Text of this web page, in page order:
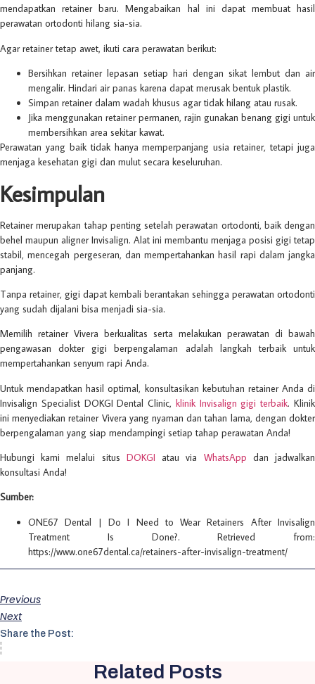
mendapatkan retainer baru. Mengabaikan hal ini dapat membuat hasil
perawatan ortodonti hilang sia-sia.
Agar retainer tetap awet, ikuti cara perawatan berikut:
Bersihkan retainer lepasan setiap hari dengan sikat lembut dan air
mengalir. Hindari air panas karena dapat merusak bentuk plastik.
Simpan retainer dalam wadah khusus agar tidak hilang atau rusak.
Jika menggunakan retainer permanen, rajin gunakan benang gigi untuk
membersihkan area sekitar kawat.
Perawatan yang baik tidak hanya memperpanjang usia retainer, tetapi juga
menjaga kesehatan gigi dan mulut secara keseluruhan.
Kesimpulan
Retainer merupakan tahap penting setelah perawatan ortodonti, baik dengan
behel maupun aligner Invisalign. Alat ini membantu menjaga posisi gigi tetap
stabil, mencegah pergeseran, dan mempertahankan hasil rapi dalam jangka
panjang.
Tanpa retainer, gigi dapat kembali berantakan sehingga perawatan ortodonti
yang sudah dijalani bisa menjadi sia-sia.
Memilih retainer Vivera berkualitas serta melakukan perawatan di bawah
pengawasan dokter gigi berpengalaman adalah langkah terbaik untuk
mempertahankan senyum rapi Anda.
Untuk mendapatkan hasil optimal, konsultasikan kebutuhan retainer Anda di
Invisalign Specialist DOKGI Dental Clinic, klinik Invisalign gigi terbaik. Klinik
ini menyediakan retainer Vivera yang nyaman dan tahan lama, dengan dokter
berpengalaman yang siap mendampingi setiap tahap perawatan Anda!
Hubungi kami melalui situs DOKGI atau via WhatsApp dan jadwalkan
konsultasi Anda!
Sumber:
ONE67 Dental | Do I Need to Wear Retainers After Invisalign
Treatment Is Done?. Retrieved from:
https://www.one67dental.ca/retainers-after-invisalign-treatment/
Previous
Next
Share the Post:
Related Posts